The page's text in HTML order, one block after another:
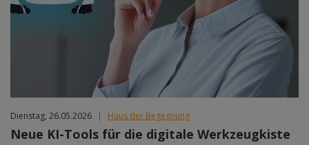
Dienstag, 26.05.2026 | Haus der Begegnung
Neue KI-Tools für die digitale Werkzeugkiste